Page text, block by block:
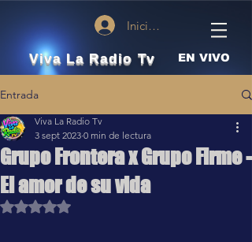
Iniciar sesión
Viva La Radio Tv EN VIVO
Entrada
Grupo Frontera x Grupo Firme -
El amor de su vida
Viva La Radio Tv
3 sept 2023 0 min de lectura
Obtuvo NaN de 5 estrellas.